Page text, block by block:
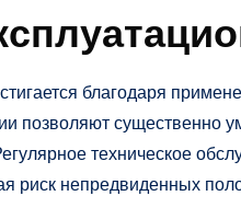
благодаря
позволяют существенно
техническое
риск непредвиденных